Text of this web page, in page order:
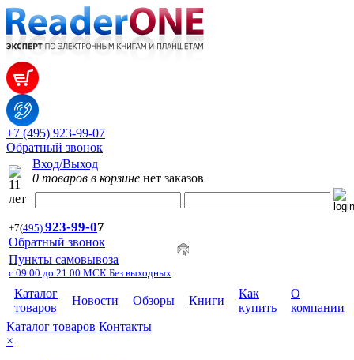
+7 (495) 923-99-07
Обратный звонок
Вход/Выход
0 товаров в корзине нет заказов
+7(495) 923-99-07
Обратный звонок
Пункты самовывоза
с 09.00 до 21.00 МСК Без выходных
Каталог
товаров
Новости Обзоры Книги
Как
купить
О
компании
Каталог товаров Контакты
×